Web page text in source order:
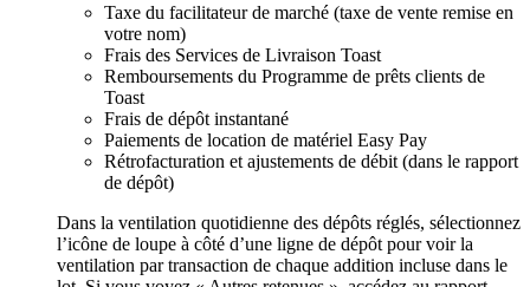
Taxe du facilitateur de marché (taxe de vente remise en
votre nom)
Frais des Services de Livraison Toast
Remboursements du Programme de prêts clients de
Toast
Frais de dépôt instantané
Paiements de location de matériel Easy Pay
Rétrofacturation et ajustements de débit (dans le rapport
de dépôt)
Dans la ventilation quotidienne des dépôts réglés, sélectionnez
l’icône de loupe à côté d’une ligne de dépôt pour voir la
ventilation par transaction de chaque addition incluse dans le